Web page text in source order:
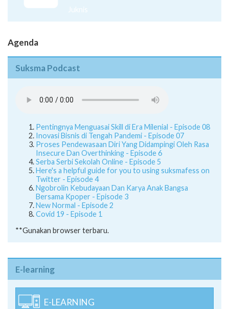
Juknis
Agenda
Suksma Podcast
Pentingnya Menguasai Skill di Era Milenial - Episode 08
Inovasi Bisnis di Tengah Pandemi - Episode 07
Proses Pendewasaan Diri Yang Didampingi Oleh Rasa
Insecure Dan Overthinking - Episode 6
Serba Serbi Sekolah Online - Episode 5
Here's a helpful guide for you to using suksmafess on
Twitter - Episode 4
Ngobrolin Kebudayaan Dan Karya Anak Bangsa
Bersama Kpoper - Episode 3
New Normal - Episode 2
Covid 19 - Episode 1
**Gunakan browser terbaru.
E-learning
E-LEARNING